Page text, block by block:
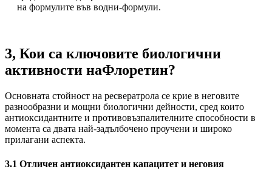
на формулите във водни-формули.
3, Кои са ключовите биологични
активности наФлоретин?
Основната стойност на ресвератрола се крие в неговите
разнообразни и мощни биологични дейности, сред които
антиоксидантните и противовъзпалителните способности в
момента са двата най-задълбочено проучени и широко
прилагани аспекта.
3.1 Отличен антиоксидантен капацитет и неговия